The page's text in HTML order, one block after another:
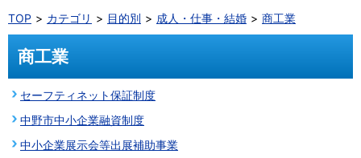
TOP カテゴリ 目的別 成人・仕事・結婚 商工業
商工業
セーフティネット保証制度
中野市中小企業融資制度
中小企業展示会等出展補助事業